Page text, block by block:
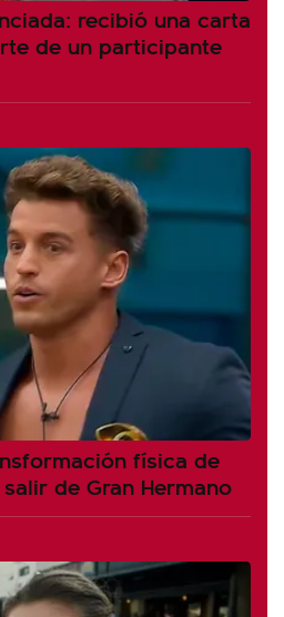
recibió una carta
de un participante
física de
de Gran Hermano